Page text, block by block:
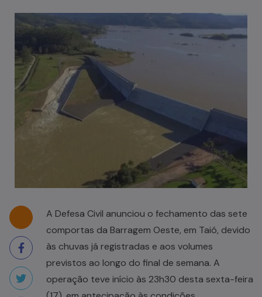
A Defesa Civil anunciou o fechamento das sete
comportas da Barragem Oeste, em Taió, devido
às chuvas já registradas e aos volumes
previstos ao longo do final de semana. A
operação teve início às 23h30 desta sexta-feira